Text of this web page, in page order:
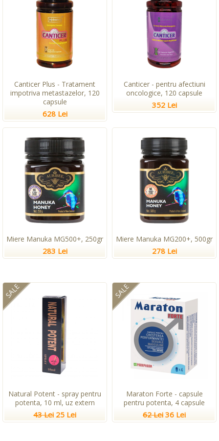
Canticer Plus - Tratament
impotriva metastazelor, 120
capsule
628 Lei
Canticer - pentru afectiuni
oncologice, 120 capsule
352 Lei
Miere Manuka MG500+, 250gr
283 Lei
Miere Manuka MG200+, 500gr
278 Lei
SALE
Natural Potent - spray pentru
potenta, 10 ml, uz extern
43 Lei 25 Lei
SALE
Maraton Forte - capsule
pentru potenta, 4 capsule
62 Lei 36 Lei